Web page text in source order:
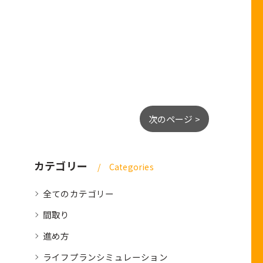
次のページ >
カテゴリー Categories
全てのカテゴリー
間取り
進め方
ライフプランシミュレーション